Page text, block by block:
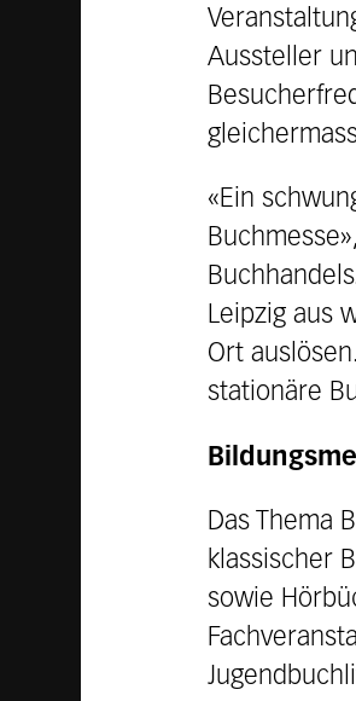
Aussteller
«Ein
Leipzig aus
Ort
stationäre
Das Thema
klassischer
sowie